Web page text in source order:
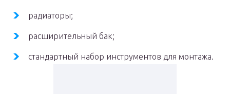
радиаторы;
расширительный бак;
стандартный набор инструментов для монтажа.